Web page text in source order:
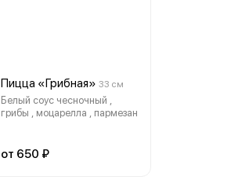
Пицца «Грибная» 33 см
Белый соус чесночный ,
грибы , моцарелла , пармезан
от 650 ₽